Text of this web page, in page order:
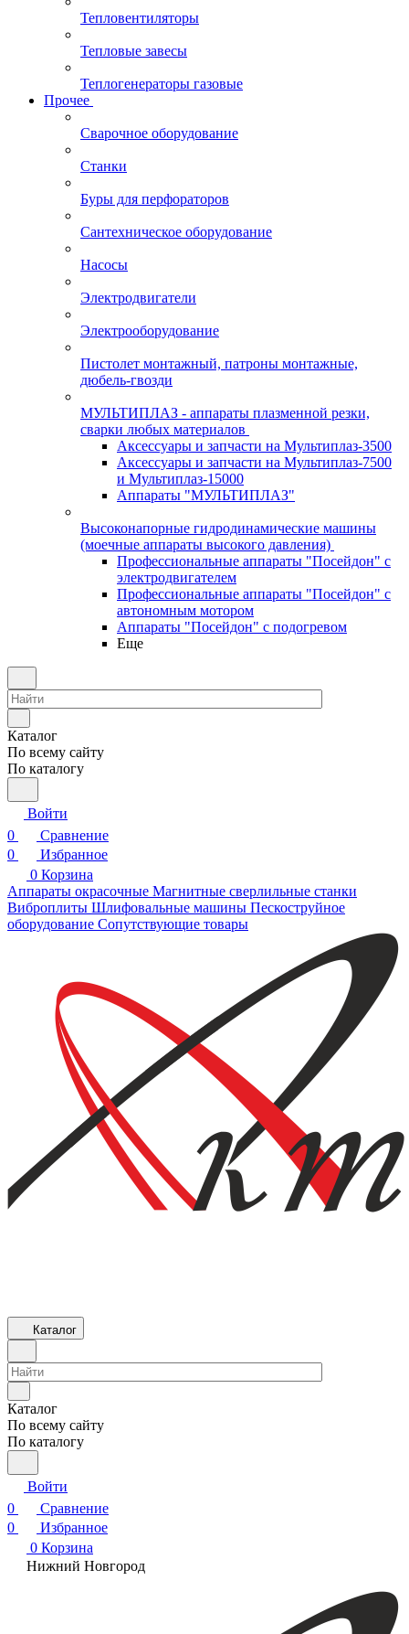
Тепловентиляторы
Тепловые завесы
Теплогенераторы газовые
Прочее
Сварочное оборудование
Станки
Буры для перфораторов
Сантехническое оборудование
Насосы
Электродвигатели
Электрооборудование
Пистолет монтажный, патроны монтажные,
дюбель-гвозди
МУЛЬТИПЛАЗ - аппараты плазменной резки,
сварки любых материалов
Аксессуары и запчасти на Мультиплаз-3500
Аксессуары и запчасти на Мультиплаз-7500
и Мультиплаз-15000
Аппараты "МУЛЬТИПЛАЗ"
Высоконапорные гидродинамические машины
(моечные аппараты высокого давления)
Профессиональные аппараты "Посейдон" с
электродвигателем
Профессиональные аппараты "Посейдон" с
автономным мотором
Аппараты "Посейдон" с подогревом
Еще
Каталог
По всему сайту
По каталогу
Войти
0
Сравнение
0
Избранное
0 Корзина
Аппараты окрасочные Магнитные сверлильные станки
Виброплиты Шлифовальные машины Пескоструйное
оборудование Сопутствующие товары
Каталог
Каталог
По всему сайту
По каталогу
Войти
0
Сравнение
0
Избранное
0 Корзина
Нижний Новгород